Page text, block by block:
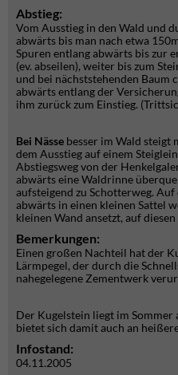
Abstieg:
Vom Ausstieg in den Wald und
abwärts bis man nach etwa
Spuren entlang abwärts bis zur
(ev. abseilen), weiter bis zum
und bei nächststehenden Baum
abwärts entlang der
ihm zurück zum Einstieg.
Bei Nässe besser im Wald steigt
dem Ausstieg auf einem
Abstiegsweg von der
abwärts eine Waldrinne
aufsteigend zu Schotterweg.
abwärts in einen kleinen Sattel
kleinen Wand ansetzt, auf
Bemerkungen:
Einen großen Nachteil hat der
Lärmpegel, der durch die
nahegelegene Zementwerk
Der Kugelstein liegt im Sommer
bietet sich damit auch an
Infostand:
04.11.2005